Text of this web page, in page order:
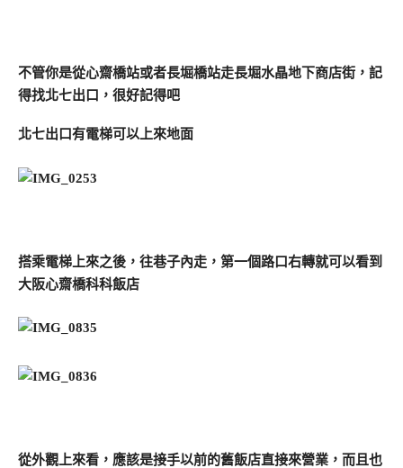
不管你是從心齋橋站或者長堀橋站走長堀水晶地下商店街，記
得找北七出口，很好記得吧
北七出口有電梯可以上來地面
搭乘電梯上來之後，往巷子內走，第一個路口右轉就可以看到
大阪心齋橋科科飯店
從外觀上來看，應該是接手以前的舊飯店直接來營業，而且也